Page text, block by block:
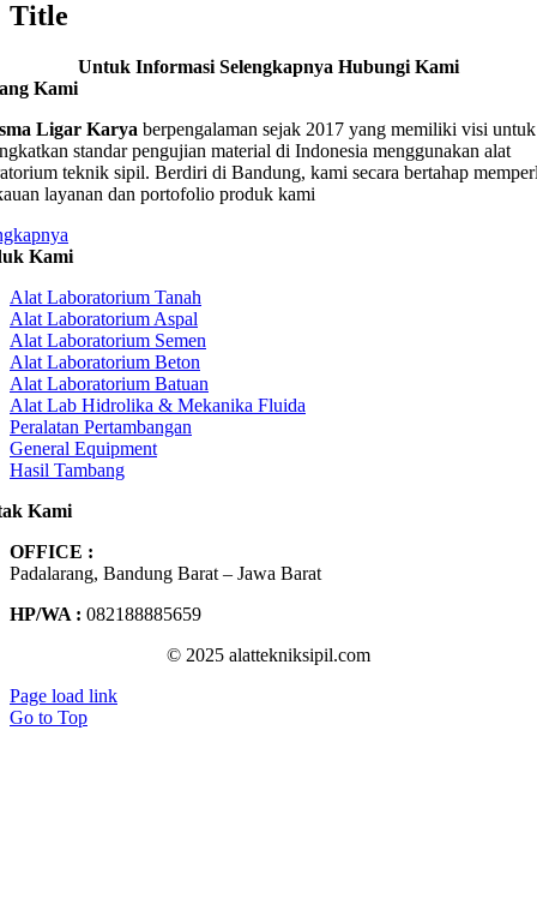
Title
Untuk Informasi Selengkapnya Hubungi Kami
Kami
Ligar Karya berpengalaman sejak 2017 yang memiliki visi untuk
standar pengujian material di Indonesia menggunakan alat
teknik sipil. Berdiri di Bandung, kami secara bertahap
layanan dan portofolio produk kami
Kami
Alat Laboratorium Tanah
Alat Laboratorium Aspal
Alat Laboratorium Semen
Alat Laboratorium Beton
Alat Laboratorium Batuan
Alat Lab Hidrolika & Mekanika Fluida
Peralatan Pertambangan
General Equipment
Hasil Tambang
Kami
OFFICE :
Padalarang, Bandung Barat – Jawa Barat
HP/WA : 082188885659
© 2025 alattekniksipil.com
Page load link
Go to Top